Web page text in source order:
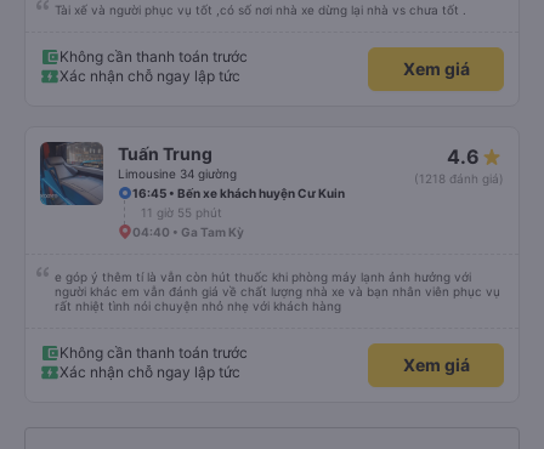
Tài xế và người phục vụ tốt ,có số nơi nhà xe dừng lại nhà vs chưa tốt .
Không cần thanh toán trước
Xác nhận chỗ ngay lập tức
Xem giá
Tuấn Trung
Limousine 34 giường
4.6
(1218 đánh giá)
16:45 • Bến xe khách huyện Cư Kuin
11 giờ 55 phút
04:40 • Ga Tam Kỳ
e góp ý thêm tí là vẫn còn hút thuốc khi phòng máy lạnh ảnh hưởng với
người khác em vẫn đánh giá về chất lượng nhà xe và bạn nhân viên phục vụ
rất nhiệt tình nói chuyện nhỏ nhẹ với khách hàng
Không cần thanh toán trước
Xác nhận chỗ ngay lập tức
Xem giá